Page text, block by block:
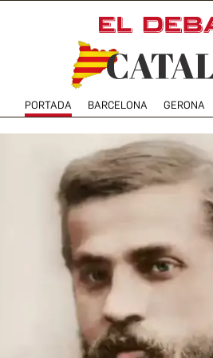
PORTADA BARCELONA GERONA